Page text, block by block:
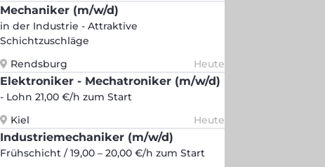
Mechaniker (m/w/d)
in der Industrie - Attraktive
Schichtzuschläge
Rendsburg
Heute
Elektroniker - Mechatroniker (m/w/d)
- Lohn 21,00 €/h zum Start
Kiel
Heute
Industriemechaniker (m/w/d)
Frühschicht / 19,00 – 20,00 €/h zum Start